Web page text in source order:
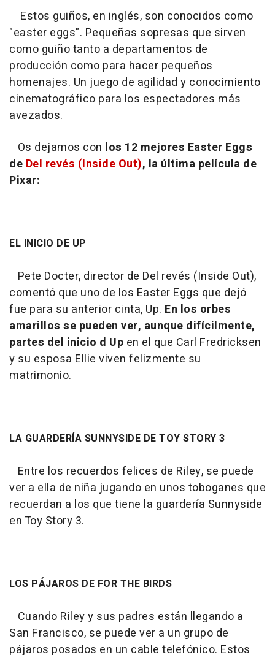
Estos guiños, en inglés, son conocidos como
"easter eggs". Pequeñas sopresas que sirven
como guiño tanto a departamentos de
producción como para hacer pequeños
homenajes. Un juego de agilidad y conocimiento
cinematográfico para los espectadores más
avezados.
Os dejamos con los 12 mejores Easter Eggs
de Del revés (Inside Out), la última película de
Pixar:
EL INICIO DE UP
Pete Docter, director de Del revés (Inside Out),
comentó que uno de los Easter Eggs que dejó
fue para su anterior cinta, Up. En los orbes
amarillos se pueden ver, aunque difícilmente,
partes del inicio d Up en el que Carl Fredricksen
y su esposa Ellie viven felizmente su
matrimonio.
LA GUARDERÍA SUNNYSIDE DE TOY STORY 3
Entre los recuerdos felices de Riley, se puede
ver a ella de niña jugando en unos toboganes que
recuerdan a los que tiene la guardería Sunnyside
en Toy Story 3.
LOS PÁJAROS DE FOR THE BIRDS
Cuando Riley y sus padres están llegando a
San Francisco, se puede ver a un grupo de
pájaros posados en un cable telefónico. Estos